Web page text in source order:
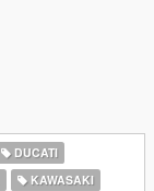
DUCATI
KAWASAKI